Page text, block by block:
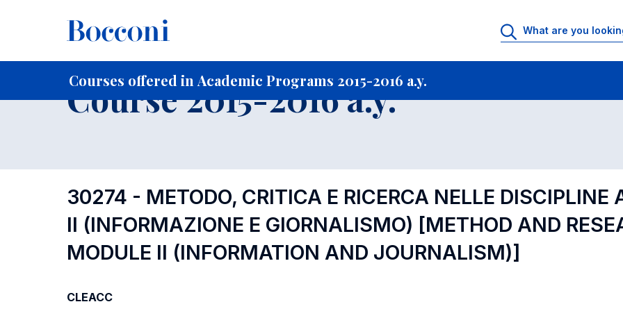
Courses offered in Academic Programs 2015-2016 a.y.
Home For current Students Courses offered in Academic Programs 2015-2016 a.y.
Course 2015-2016 a.y.
30274 - METODO, CRITICA E RICERCA NELLE DISCIPLINE
II (INFORMAZIONE E GIORNALISMO) [METHOD AND
MODULE II (INFORMATION AND JOURNALISM)]
CLEACC